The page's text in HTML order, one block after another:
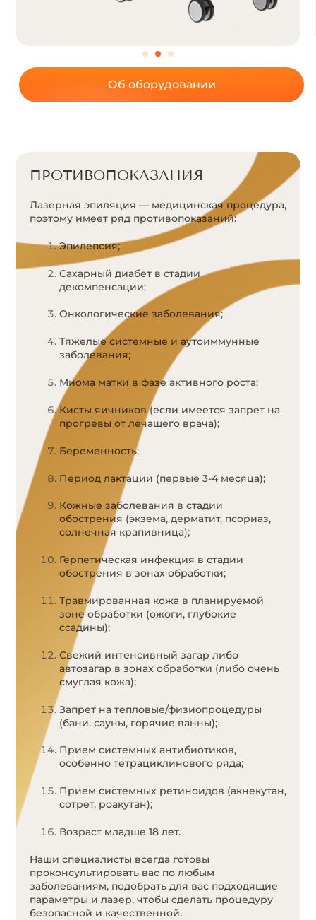
Об оборудовании
ПРОТИВОПОКАЗАНИЯ
Лазерная эпиляция — медицинская процедура,
поэтому имеет ряд противопоказаний:
Эпилепсия;
Сахарный диабет в стадии
декомпенсации;
Онкологические заболевания;
Тяжелые системные и аутоиммунные
заболевания;
Миома матки в фазе активного роста;
Кисты яичников (если имеется запрет на
прогревы от лечащего врача);
Беременность;
Период лактации (первые 3-4 месяца);
Кожные заболевания в стадии
обострения (экзема, дерматит, псориаз,
солнечная крапивница);
Герпетическая инфекция в стадии
обострения в зонах обработки;
Травмированная кожа в планируемой
зоне обработки (ожоги, глубокие
ссадины);
Свежий интенсивный загар либо
автозагар в зонах обработки (либо очень
смуглая кожа);
Запрет на тепловые/физиопроцедуры
(бани, сауны, горячие ванны);
Прием системных антибиотиков,
особенно тетрациклинового ряда;
Прием системных ретиноидов (акнекутан,
сотрет, роакутан);
Возраст младше 18 лет.
Наши специалисты всегда готовы
проконсультировать вас по любым
заболеваниям, подобрать для вас подходящие
параметры и лазер, чтобы сделать процедуру
безопасной и качественной.